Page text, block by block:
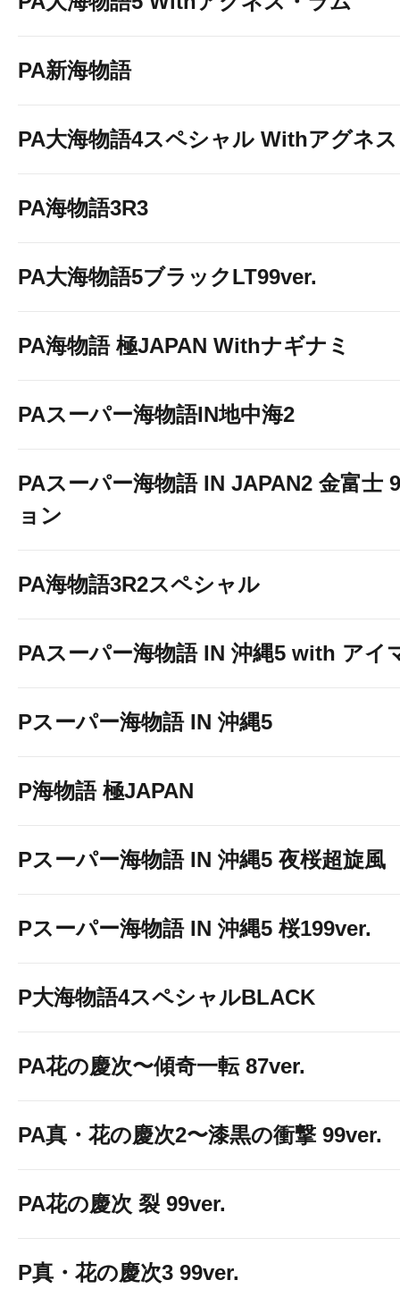
PA新海物語
PA大海物語4スペシャル Withアグネ
PA海物語3R3
PA大海物語5ブラックLT99ver.
PA海物語 極JAPAN Withナギナミ
PAスーパー海物語IN地中海2
PAスーパー海物語 IN JAPAN2 金富士
ョン
PA海物語3R2スペシャル
PAスーパー海物語 IN 沖縄5 with アイ
Pスーパー海物語 IN 沖縄5
P海物語 極JAPAN
Pスーパー海物語 IN 沖縄5 夜桜超旋風
Pスーパー海物語 IN 沖縄5 桜199ver.
P大海物語4スペシャルBLACK
PA花の慶次〜傾奇一転 87ver.
PA真・花の慶次2〜漆黒の衝撃 99ver.
PA花の慶次 裂 99ver.
P真・花の慶次3 99ver.